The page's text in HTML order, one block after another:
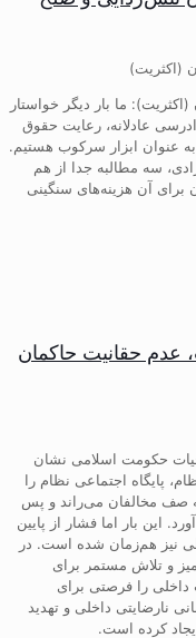
(اکثریت)
ما بار دیگر خواستار
عادلانه، رعایت حقوق
عنوان ابزار سرکوب هستیم.
سه مطالبه جدا از هم
برای آن هزینه‌های سنگینی
عدم حقانیت حاکمان
حکومت اسلامی نشان
پایگاه اجتماعی نظام را
صف مخالفان می‌راند و پس
این بار اما فشار از پایین
نیز هم‌زمان شده است. در
و تلاش مستمر برای
را فرصتی برای
نارضایتی داخلی و تهدید
کرده است.